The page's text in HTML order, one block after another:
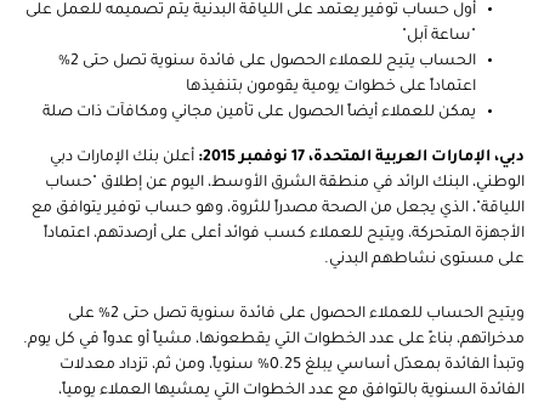
أول حساب توفير يعتمد على اللياقة البدنية يتم تصميمه للعمل على
"ساعة آبل"
الحساب يتيح للعملاء الحصول على فائدة سنوية تصل حتى 2%
اعتماداً على خطوات يومية يقومون بتنفيذها
يمكن للعملاء أيضاً الحصول على تأمين مجاني ومكافآت ذات صلة
دبي، الإمارات العربية المتحدة، 17 نوفمبر 2015:
أعلن بنك الإمارات دبي
الوطني، البنك الرائد في منطقة الشرق الأوسط، اليوم عن إطلاق "حساب
اللياقة"، الذي يجعل من الصحة مصدراً للثروة، وهو حساب توفير يتوافق مع
الأجهزة المتحركة، ويتيح للعملاء كسب فوائد أعلى على أرصدتهم، اعتماداً
على مستوى نشاطهم البدني.
ويتيح الحساب للعملاء الحصول على فائدة سنوية تصل حتى 2% على
مدخراتهم، بناءً على عدد الخطوات التي يقطعونها، مشياً أو عدواً في كل يوم.
وتبدأ الفائدة بمعدّل أساسي يبلغ 0.25% سنوياً، ومن ثم، تزداد معدلات
الفائدة السنوية بالتوافق مع عدد الخطوات التي يمشيها العملاء يومياً،